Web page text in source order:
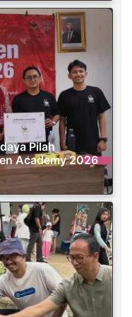
Pilah
Academy 2026